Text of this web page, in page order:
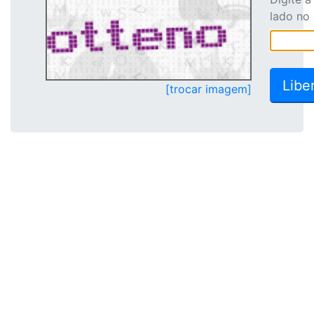
[trocar imagem]
lado no